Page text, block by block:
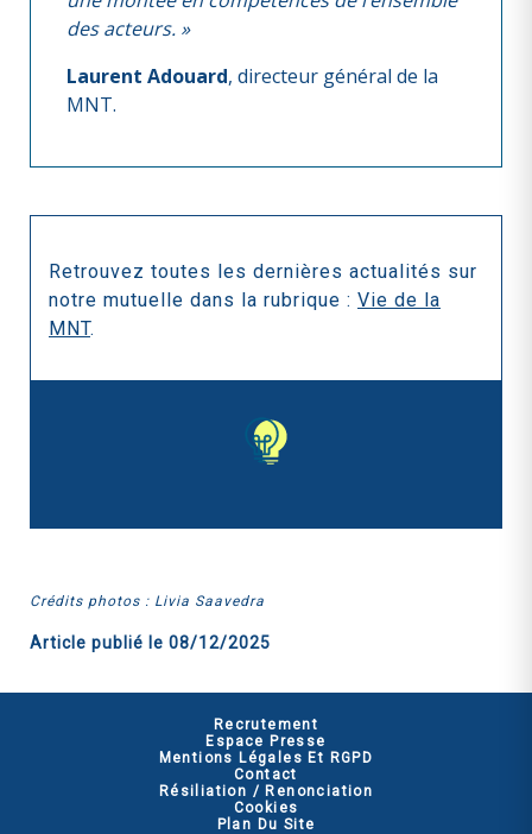
des acteurs. »
Laurent Adouard, directeur général de la
MNT.
Retrouvez toutes les dernières actualités sur
notre mutuelle dans la rubrique : Vie de la
MNT.
Crédits photos : Livia Saavedra
Article publié le 08/12/2025
Recrutement
Espace Presse
Mentions Légales Et RGPD
Contact
Résiliation / Renonciation
Cookies
Plan Du Site